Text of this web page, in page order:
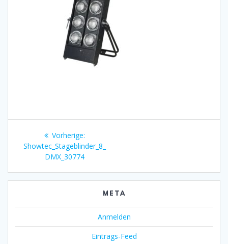
Beitragsnavigation
Vorherige:Vorheriger
Beitrag:
Showtec_Stageblinder_8_
DMX_30774
META
Anmelden
Eintrags-Feed